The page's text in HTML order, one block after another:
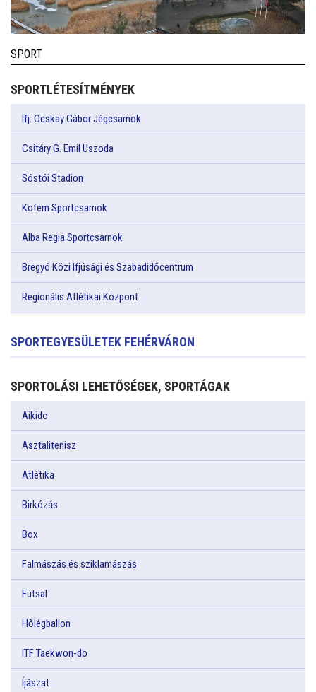
SPORT
SPORTLÉTESÍTMÉNYEK
Ifj. Ocskay Gábor Jégcsarnok
Csitáry G. Emil Uszoda
Sóstói Stadion
Köfém Sportcsarnok
Alba Regia Sportcsarnok
Bregyó Közi Ifjúsági és Szabadidőcentrum
Regionális Atlétikai Központ
SPORTEGYESÜLETEK FEHÉRVÁRON
SPORTOLÁSI LEHETŐSÉGEK, SPORTÁGAK
Aikido
Asztalitenisz
Atlétika
Birkózás
Box
Falmászás és sziklamászás
Futsal
Hőlégballon
ITF Taekwon-do
Íjászat